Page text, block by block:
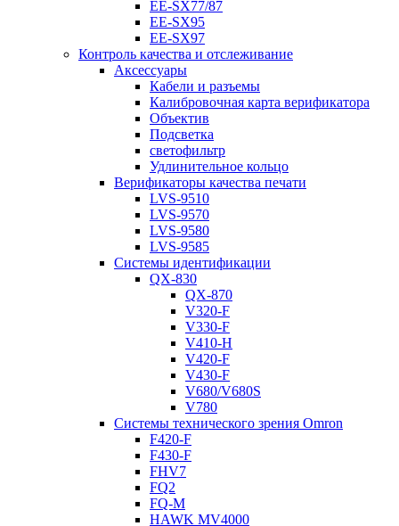
EE-SX77/87
EE-SX95
EE-SX97
Контроль качества и отслеживание
Аксессуары
Кабели и разъемы
Калибровочная карта верификатора
Объектив
Подсветка
светофильтр
Удлинительное кольцо
Верификаторы качества печати
LVS-9510
LVS-9570
LVS-9580
LVS-9585
Системы идентификации
QX-830
QX-870
V320-F
V330-F
V410-H
V420-F
V430-F
V680/V680S
V780
Системы технического зрения Omron
F420-F
F430-F
FHV7
FQ2
FQ-M
HAWK MV4000